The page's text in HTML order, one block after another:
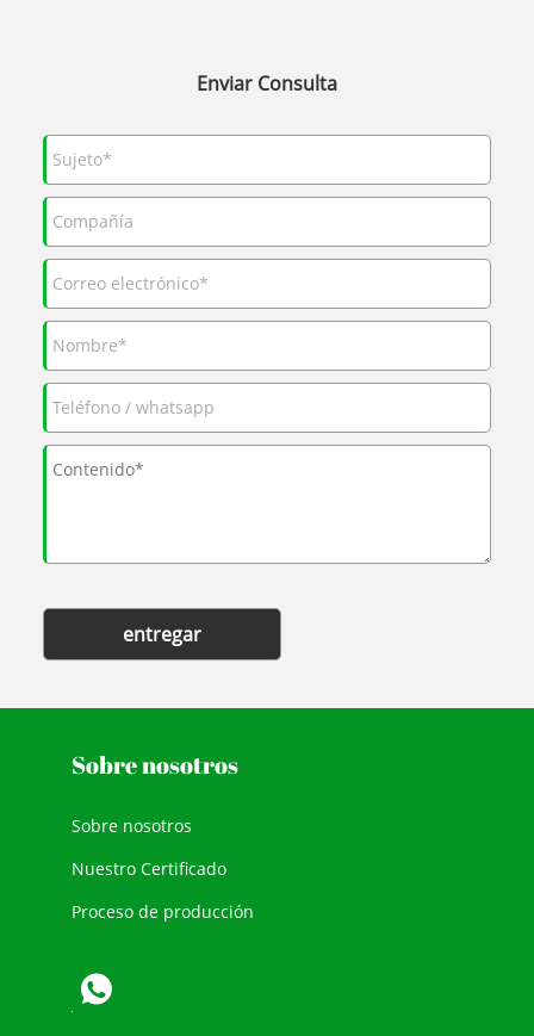
Enviar Consulta
entregar
Sobre nosotros
Sobre nosotros
Nuestro Certificado
Proceso de producción